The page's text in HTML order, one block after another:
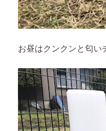
お昼はクンクンと匂い